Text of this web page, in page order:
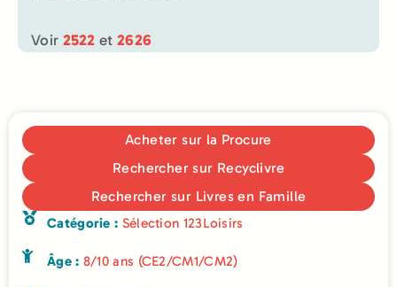
Voir 2522 et 2626
Acheter sur la Procure
Rechercher sur Recyclivre
Rechercher sur Livres en Famille
Catégorie : Sélection 123Loisirs
Âge : 8/10 ans (CE2/CM1/CM2)